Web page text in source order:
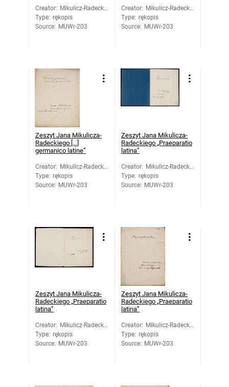
Creator: Mikulicz-Radecki,
Jan
Type: rękopis
Source: MUWr-203
Creator: Mikulicz-Radecki,
Jan
Type: rękopis
Source: MUWr-203
Zeszyt Jana Mikulicza-
Radeckiego [...]
germanico latine”
Creator: Mikulicz-Radecki,
Jan
Type: rękopis
Source: MUWr-203
Zeszyt Jana Mikulicza-
Radeckiego „Praeparatio
latina”
Creator: Mikulicz-Radecki,
Jan
Type: rękopis
Source: MUWr-203
Zeszyt Jana Mikulicza-
Radeckiego „Praeparatio
latina”
Creator: Mikulicz-Radecki,
Jan
Type: rękopis
Source: MUWr-203
Zeszyt Jana Mikulicza-
Radeckiego „Praeparatio
latina”
Creator: Mikulicz-Radecki,
Jan
Type: rękopis
Source: MUWr-203